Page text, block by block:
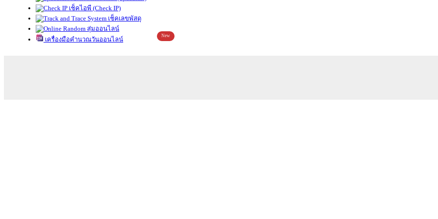
เช็คไอพี (Check IP)
เช็คเลขพัสดุ
สุ่มออนไลน์
เครื่องมือคำนวณวันออนไลน์
New